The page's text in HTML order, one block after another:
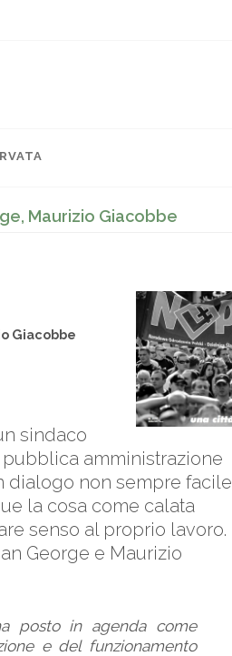
Maurizio Giacobbe
Giacobbe
sindaco
pubblica amministrazione
dialogo non sempre facile
la cosa come calata
senso al proprio lavoro.
George e Maurizio
posto in agenda come
e del funzionamento